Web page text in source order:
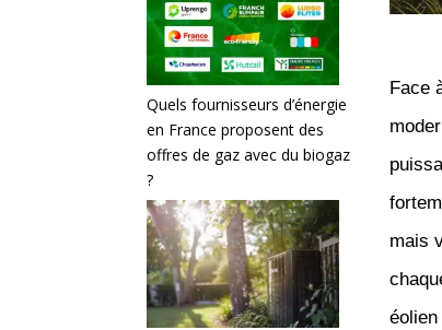
Quels fournisseurs d’énergie
en France proposent des
offres de gaz avec du biogaz
?
Face
mais